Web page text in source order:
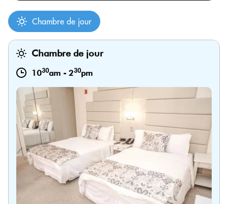
Chambre de jour
Chambre de jour
1030am - 230pm